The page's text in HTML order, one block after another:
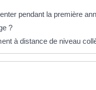
pendant la première
?
à distance de niveau